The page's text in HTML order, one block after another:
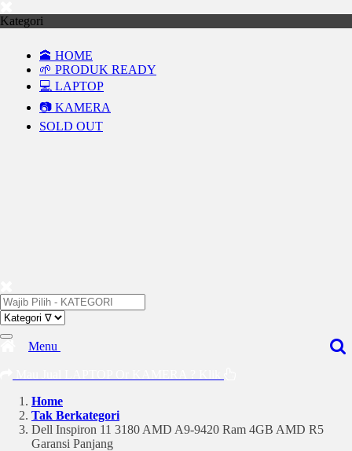
Kategori
🕋 HOME
🌱 PRODUK READY
💻 LAPTOP
📷 KAMERA
SOLD OUT
Menu
Home
Tak Berkategori
Dell Inspiron 11 3180 AMD A9-9420 Ram 4GB AMD R5
Garansi Panjang